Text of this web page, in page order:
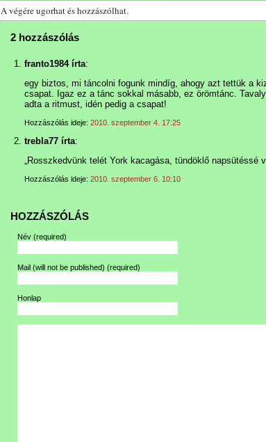
A végére ugorhat és hozzászólhat.
2 hozzászólás
franto1984 írta:
egy biztos, mi táncolni fogunk mindíg, ahogy azt tettük a
csapat. Igaz ez a tánc sokkal másabb, ez örömtánc.
adta a ritmust, idén pedig a csapat!
Hozzászólás ideje: 2010. szeptember 4. 17:25
trebla77 írta:
„Rosszkedvünk telét York kacagása, tündöklő napsütéssé
Hozzászólás ideje: 2010. szeptember 6. 10:10
HOZZÁSZÓLÁS
Név (required)
Mail (will not be published) (required)
Honlap